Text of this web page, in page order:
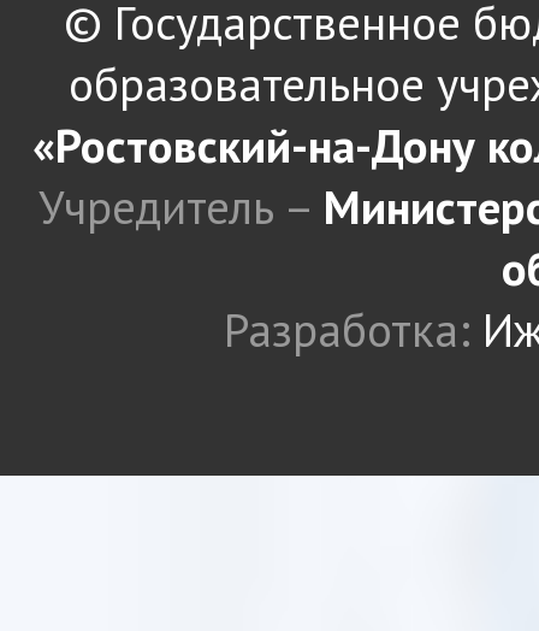
© Государственное
образовательное
«Ростовский-на-Дону
Учредитель –
Разработка: